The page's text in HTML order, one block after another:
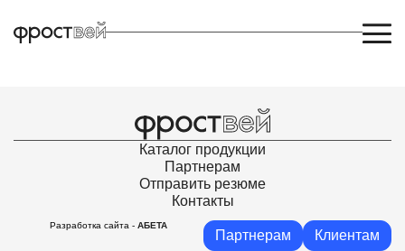
Кушхов Аслан Адмирович
Каталог продукции
Партнерам
Отправить резюме
Контакты
Разработка сайта - АБЕТА
Партнерам Клиентам